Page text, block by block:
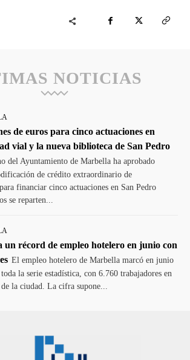
NOTICIAS
de euros para cinco actuaciones en
vial y la nueva biblioteca de San Pedro
del Ayuntamiento de Marbella ha aprobado
de crédito extraordinario de
financiar cinco actuaciones en San Pedro
se reparten...
récord de empleo hotelero en junio con
El empleo hotelero de Marbella marcó en junio
la serie estadística, con 6.760 trabajadores en
la ciudad. La cifra supone...